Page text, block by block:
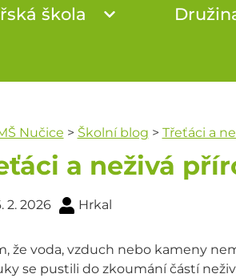
škola
Nučice > Školní blog > Třeťáci a
a neživá
2. 2026 Hrkal
že voda, vzduch nebo kameny
se pustili do zkoumání částí